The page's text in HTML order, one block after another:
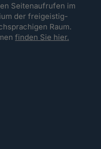
Seitenaufrufen im
der freigeistig-
Raum.
finden Sie hier.